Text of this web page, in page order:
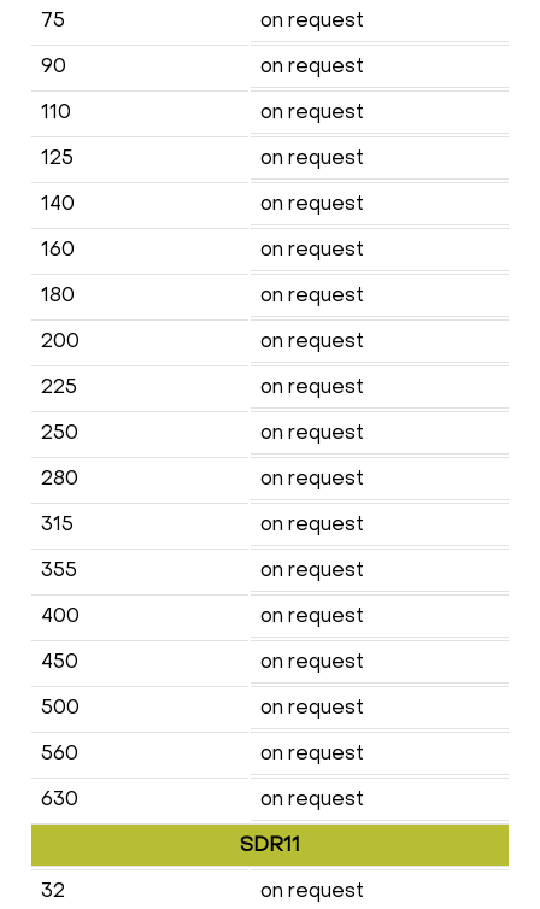
75
on request
90
on request
110
on request
125
on request
140
on request
160
on request
180
on request
200
on request
225
on request
250
on request
280
on request
315
on request
355
on request
400
on request
450
on request
500
on request
560
on request
630
on request
SDR11
32
on request